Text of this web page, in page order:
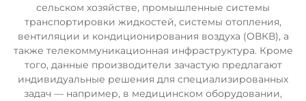
сельском хозяйстве, промышленные системы
транспортировки жидкостей, системы отопления,
вентиляции и кондиционирования воздуха (ОВКВ), а
также телекоммуникационная инфраструктура. Кроме
того, данные производители зачастую предлагают
индивидуальные решения для специализированных
задач — например, в медицинском оборудовании,